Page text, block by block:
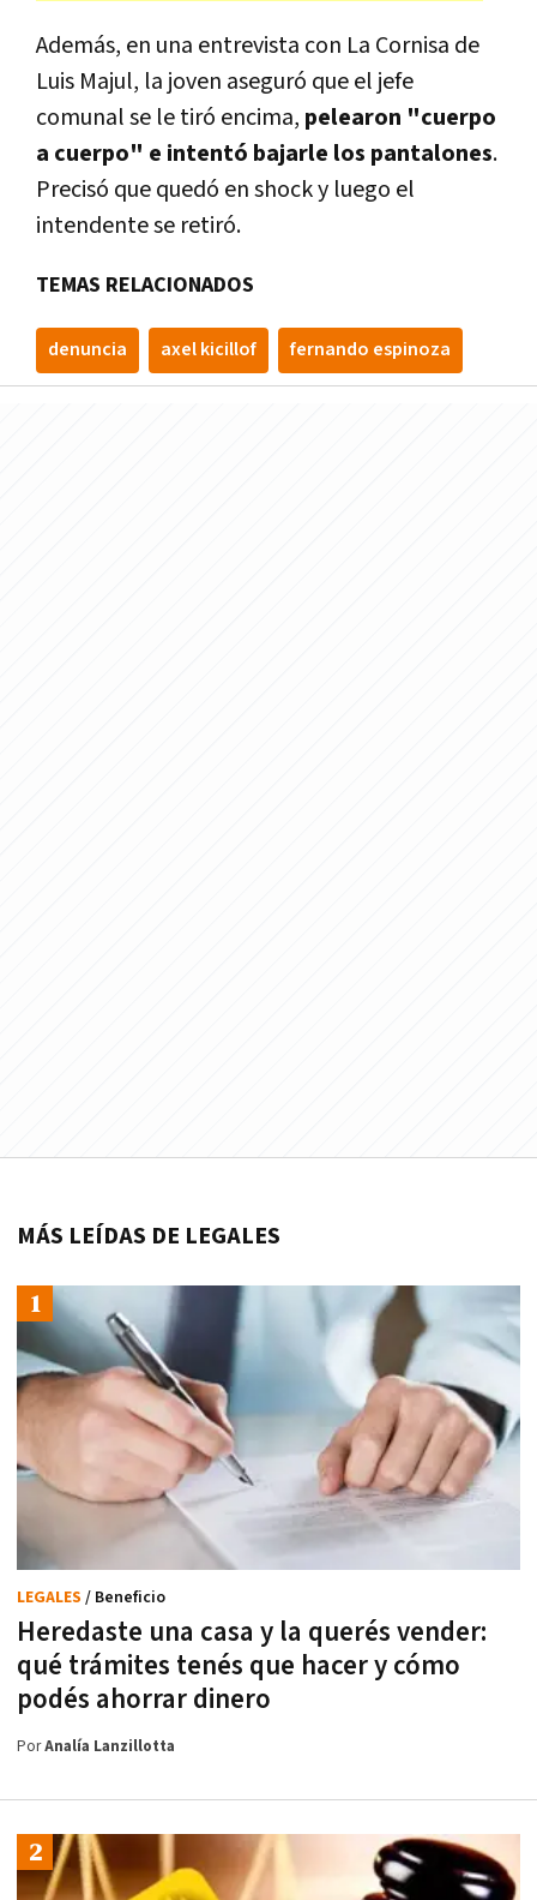
Además, en una entrevista con La Cornisa de
Luis Majul, la joven aseguró que el jefe
comunal se le tiró encima, pelearon "cuerpo
a cuerpo" e intentó bajarle los pantalones.
Precisó que quedó en shock y luego el
intendente se retiró.
TEMAS RELACIONADOS
denuncia axel kicillof fernando espinoza
MÁS LEÍDAS DE LEGALES
Heredaste una casa y la querés vender:
qué trámites tenés que hacer y cómo
podés ahorrar dinero
LEGALES / Beneficio
PorAnalía Lanzillotta